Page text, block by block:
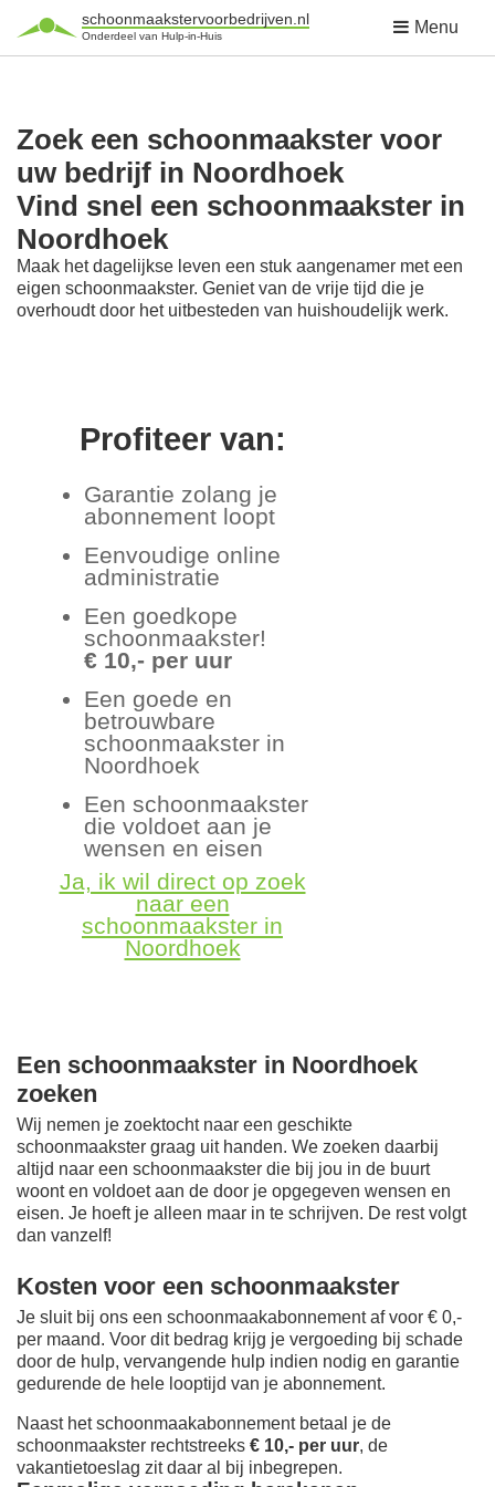
schoonmaakstervoorbedrijven.nl
Onderdeel van Hulp-in-Huis Menu
Zoek een schoonmaakster voor
uw bedrijf in Noordhoek
Vind snel een schoonmaakster in
Noordhoek
Maak het dagelijkse leven een stuk aangenamer met een
eigen schoonmaakster. Geniet van de vrije tijd die je
overhoudt door het uitbesteden van huishoudelijk werk.
Profiteer van:
Garantie zolang je
abonnement loopt
Eenvoudige online
administratie
Een goedkope
schoonmaakster!
€ 10,- per uur
Een goede en
betrouwbare
schoonmaakster in
Noordhoek
Een schoonmaakster
die voldoet aan je
wensen en eisen
Ja, ik wil direct op zoek
naar een
schoonmaakster in
Noordhoek
Een schoonmaakster in Noordhoek
zoeken
Wij nemen je zoektocht naar een geschikte
schoonmaakster graag uit handen. We zoeken daarbij
altijd naar een schoonmaakster die bij jou in de buurt
woont en voldoet aan de door je opgegeven wensen en
eisen. Je hoeft je alleen maar in te schrijven. De rest volgt
dan vanzelf!
Kosten voor een schoonmaakster
Je sluit bij ons een schoonmaakabonnement af voor € 0,-
per maand. Voor dit bedrag krijg je vergoeding bij schade
door de hulp, vervangende hulp indien nodig en garantie
gedurende de hele looptijd van je abonnement.
Naast het schoonmaakabonnement betaal je de
schoonmaakster rechtstreeks € 10,- per uur, de
vakantietoeslag zit daar al bij inbegrepen.